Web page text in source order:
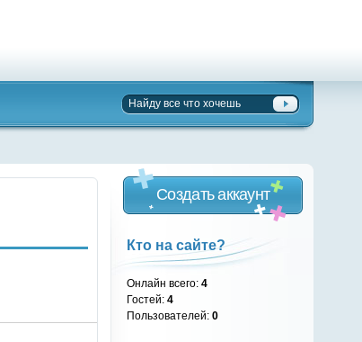
Создать аккаунт
Кто на сайте?
Онлайн всего:4
Гостей:4
Пользователей:0